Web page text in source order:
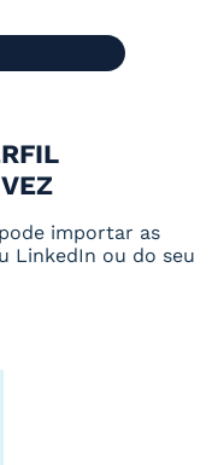
importar as
LinkedIn ou do seu